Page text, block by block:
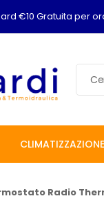
€10 Gratuita per
CLIMATIZZAZIONE
Radio